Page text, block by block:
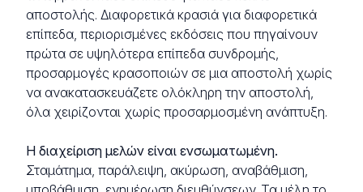
αποστολής. Διαφορετικά κρασιά για διαφορετικά
επίπεδα, περιορισμένες εκδόσεις που πηγαίνουν
πρώτα σε υψηλότερα επίπεδα συνδρομής,
προσαρμογές κρασοποιών σε μια αποστολή χωρίς
να ανακατασκευάζετε ολόκληρη την αποστολή,
όλα χειρίζονται χωρίς προσαρμοσμένη ανάπτυξη.
Η διαχείριση μελών είναι ενσωματωμένη.
Σταμάτημα, παράλειψη, ακύρωση, αναβάθμιση,